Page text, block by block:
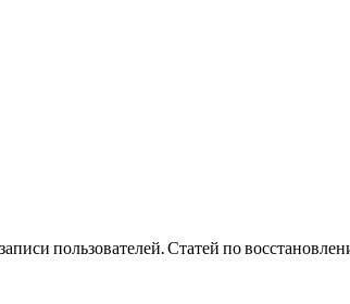
пользователей. Статей по